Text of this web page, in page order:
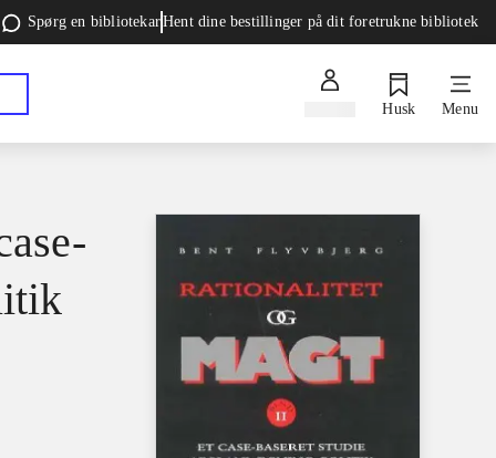
Spørg en bibliotekarHent dine bestillinger på dit foretrukne bibliotek
Husk Menu